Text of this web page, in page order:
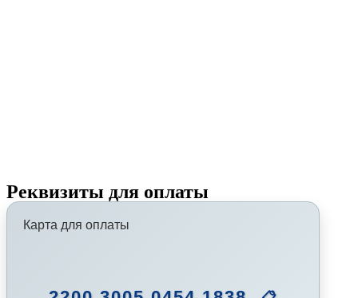
Реквизиты для оплаты
Карта для оплаты